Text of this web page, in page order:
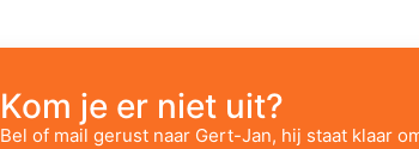
Kom je er niet uit?
Bel of mail gerust naar Gert-Jan, hij staat klaar